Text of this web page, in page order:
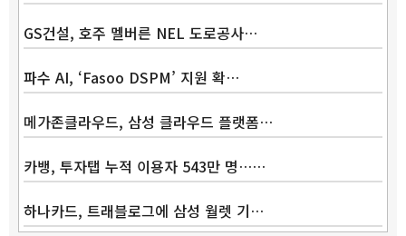
GS건설, 호주 멜버른 NEL 도로공사…
파수 AI, ‘Fasoo DSPM’ 지원 확…
메가존클라우드, 삼성 클라우드 플랫폼…
카뱅, 투자탭 누적 이용자 543만 명……
하나카드, 트래블로그에 삼성 월렛 기…